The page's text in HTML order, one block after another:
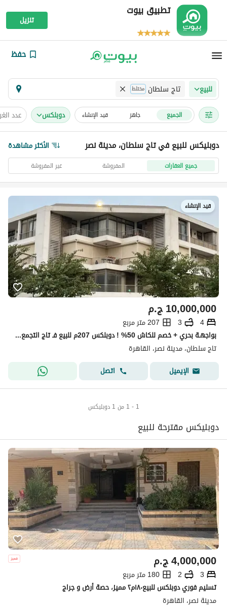
تطبيق بيوت
تنزيل
حفظ
للبيع تاج سلطان مختلط
الجميع جاهز قيد الإنشاء دوبلكس عدد
دوبليكس للبيع في تاج سلطان، مدينة نصر الأكثر مشاهدة
جميع العقارات المفروشة غير المفروشة
قيد الإنشاء
ج.م10,000,000
4
3
207 متر مربع
بواجهـة بحري + خصم للكاش 50% ! دوبلكس 207م للبيع فـ تاج التجمع بجوار جاردينيا ودقائق ل مدينة نصر ومصر الجديدة Taj New Cairo Nasr City
تاج سلطان، مدينة نصر، القاهرة
الإيميل
اتصل
1 - 1 من 1 دوبليكس
دوبليكس مقترحة للبيع
ج.م4,000,000
3
2
180 متر مربع
تسليم فوري دوبلكس للبيع١٨٠م٢ مميز، حصة أرض و جراج
مدينة نصر، القاهرة